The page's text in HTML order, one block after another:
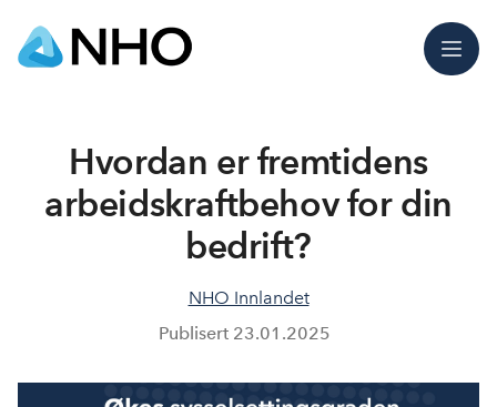
Meny
Hvordan er fremtidens
arbeidskraftbehov for din
bedrift?
NHO Innlandet
Publisert 23.01.2025